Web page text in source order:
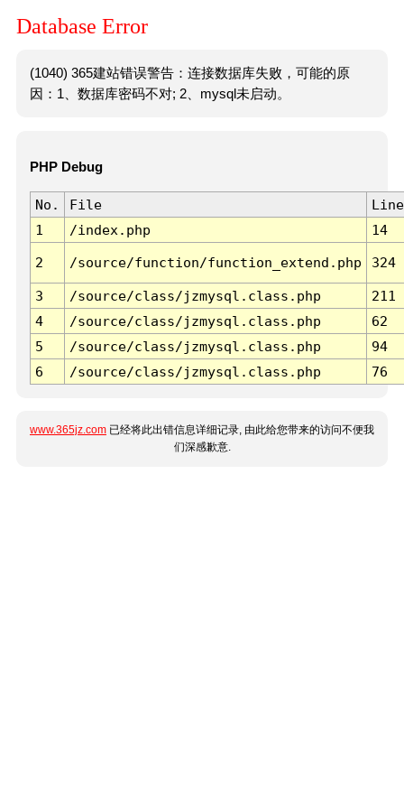
Database Error
(1040) 365建站错误警告：连接数据库失败，可能的原
因：1、数据库密码不对; 2、mysql未启动。
PHP Debug
No. File
Line
1
/index.php 14
2 /source/function/function_extend.php 324
3 /source/class/jzmysql.class.php
211
4
/source/class/jzmysql.class.php
62
5
/source/class/jzmysql.class.php
94
6
/source/class/jzmysql.class.php 76
www.365jz.com 已经将此出错信息详细记录, 由此给您带来的访问不便我
们深感歉意.